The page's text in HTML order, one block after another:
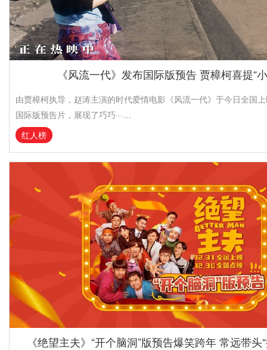
《风流一代》发布国际版预告 贾樟柯喜提“
由贾樟柯执导，赵涛主演的时代爱情电影《风流一代》于今日全国
国际版预告片，展现了巧巧···…
红人榜
《绝望主夫》“开个脑洞”版预告爆笑跨年 常远带头